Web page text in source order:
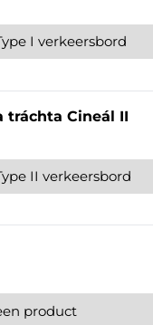
tráchta Cineál II